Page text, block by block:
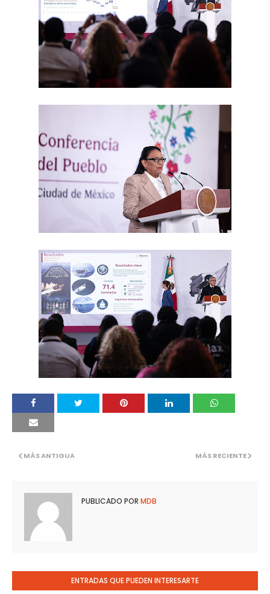
MÁS RECIENTE
MÁS ANTIGUA
PUBLICADO POR MDB
ENTRADAS QUE PUEDEN INTERESARTE